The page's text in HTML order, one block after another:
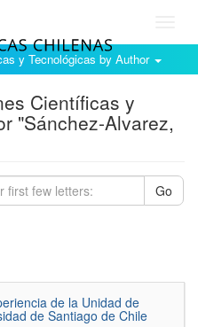
y Tecnológicas by Author
Científicas y
"Sánchez-Alvarez,
Go
de la Unidad de
de Santiago de Chile